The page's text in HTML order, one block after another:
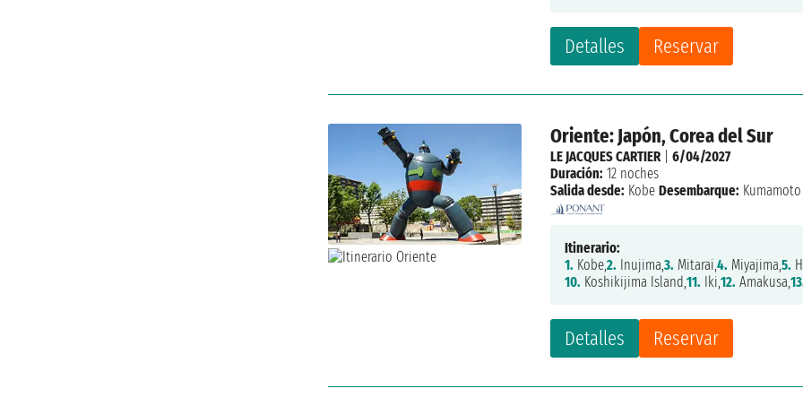
Detalles Reservar
Oriente: Japón, Corea del Sur
Detalles Reservar
LE JACQUES CARTIER|6/04/2027
Duración: 12 noches
Salida desde: Kobe Desembarque: Kumamoto
Itinerario:
1. Kobe,2. Inujima,3. Mitarai,4. Miyajima,5.
10. Koshikijima Island,11. Iki,12. Amakusa,